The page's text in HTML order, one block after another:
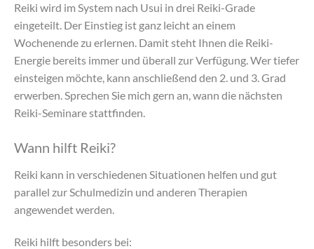
Reiki wird im System nach Usui in drei Reiki-Grade
eingeteilt. Der Einstieg ist ganz leicht an einem
Wochenende zu erlernen. Damit steht Ihnen die Reiki-
Energie bereits immer und überall zur Verfügung. Wer tiefer
einsteigen möchte, kann anschließend den 2. und 3. Grad
erwerben. Sprechen Sie mich gern an, wann die nächsten
Reiki-Seminare stattfinden.
Wann hilft Reiki?
Reiki kann in verschiedenen Situationen helfen und gut
parallel zur Schulmedizin und anderen Therapien
angewendet werden.
Reiki hilft besonders bei: